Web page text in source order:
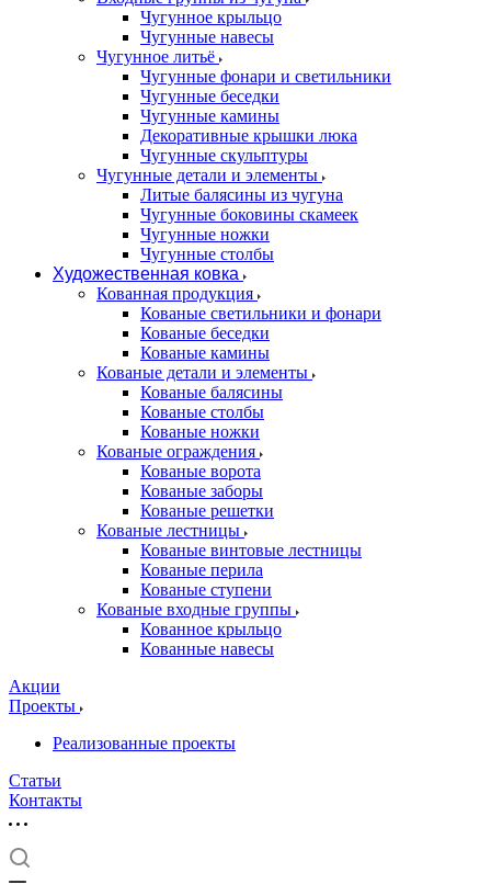
Чугунное крыльцо
Чугунные навесы
Чугунное литьё
Чугунные фонари и светильники
Чугунные беседки
Чугунные камины
Декоративные крышки люка
Чугунные скульптуры
Чугунные детали и элементы
Литые балясины из чугуна
Чугунные боковины скамеек
Чугунные ножки
Чугунные столбы
Художественная ковка
Кованная продукция
Кованые светильники и фонари
Кованые беседки
Кованые камины
Кованые детали и элементы
Кованые балясины
Кованые столбы
Кованые ножки
Кованые ограждения
Кованые ворота
Кованые заборы
Кованые решетки
Кованые лестницы
Кованые винтовые лестницы
Кованые перила
Кованые ступени
Кованые входные группы
Кованное крыльцо
Кованные навесы
Акции
Проекты
Реализованные проекты
Статьи
Контакты